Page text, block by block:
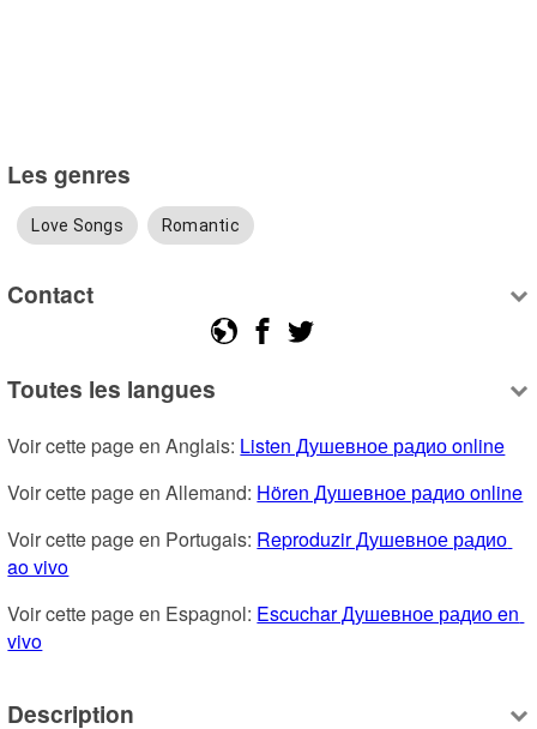
Les genres
Love Songs Romantic
Contact
Toutes les langues
Voir cette page en Anglais: Listen Душевное радио online
Voir cette page en Allemand: Hören Душевное радио online
Voir cette page en Portugais: Reproduzir Душевное радио
ao vivo
Voir cette page en Espagnol: Escuchar Душевное радио en
vivo
Description